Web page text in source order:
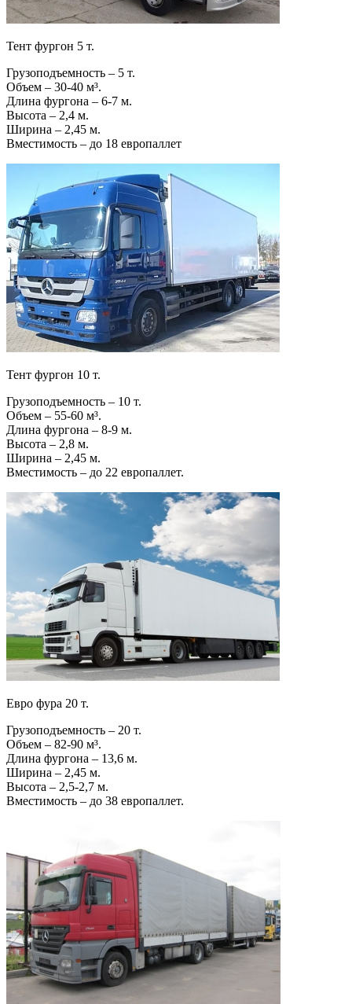
Тент фургон 5 т.
Грузоподъемность – 5 т.
Объем – 30-40 м³.
Длина фургона – 6-7 м.
Высота – 2,4 м.
Ширина – 2,45 м.
Вместимость – до 18 европаллет
Тент фургон 10 т.
Грузоподъемность – 10 т.
Объем – 55-60 м³.
Длина фургона – 8-9 м.
Высота – 2,8 м.
Ширина – 2,45 м.
Вместимость – до 22 европаллет.
Евро фура 20 т.
Грузоподъемность – 20 т.
Объем – 82-90 м³.
Длина фургона – 13,6 м.
Ширина – 2,45 м.
Высота – 2,5-2,7 м.
Вместимость – до 38 европаллет.